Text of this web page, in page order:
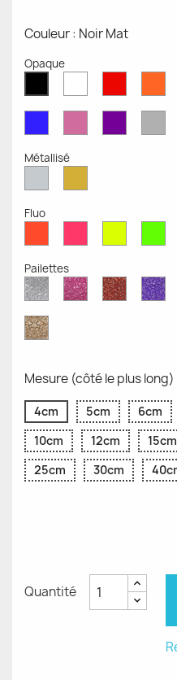
Couleur : Noir Mat
Opaque
Mat
Mat
Mat
Mat
Mat
Mat
Métallisé
MétalliséMétallique
Fluo
Fluo
Fluo
Fluo
Pailettes
Diamant
Scintillant
Paillettes
Roses
Paillettes
Rouges
Paillettes
d'Or
Mesure (côté le plus
4cm 5cm 6cm
10cm
12cm 15cm
25cm
30cm
Quantité